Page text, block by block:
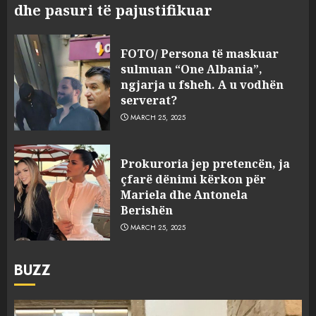
dhe pasuri të pajustifikuar
FOTO/ Persona të maskuar
sulmuan “One Albania”,
ngjarja u fsheh. A u vodhën
serverat?
MARCH 25, 2025
Prokuroria jep pretencën, ja
çfarë dënimi kërkon për
Mariela dhe Antonela
Berishën
MARCH 25, 2025
BUZZ